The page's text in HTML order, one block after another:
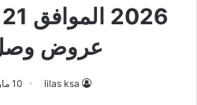
عروض وصل
lilas ksa 10 مارس,2026